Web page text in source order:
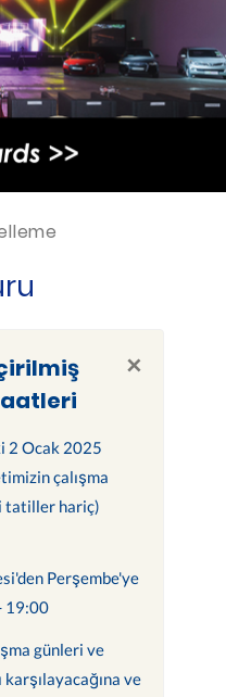
×
2 Ocak 2025
çalışma
tatiller hariç)
Perşembe'ye
19:00
günleri ve
ve